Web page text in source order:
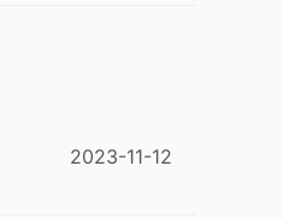
2023-11-12